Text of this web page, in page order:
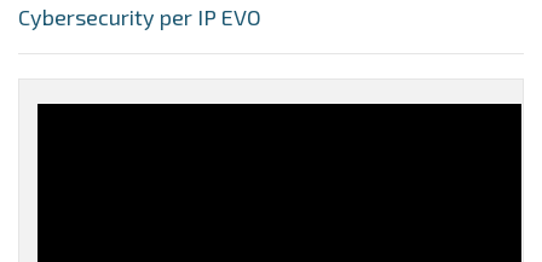
Cybersecurity per IP EVO